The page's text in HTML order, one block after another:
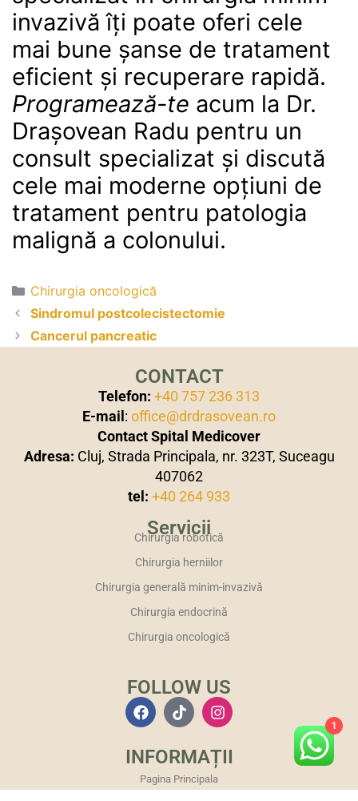
invazivă îți poate oferi cele
mai bune șanse de tratament
eficient și recuperare rapidă.
Programează-te acum la Dr.
Drașovean Radu pentru un
consult specializat și discută
cele mai moderne opțiuni de
tratament pentru patologia
malignă a colonului.
Chirurgia oncologică
Sindromul postcolecistectomie
Cancerul pancreatic
CONTACT
Telefon: +40 757 236 313
E-mail : office@drdrasovean.ro
Contact Spital Medicover
Adresa: Cluj, Strada Principala, nr. 323T, Suceagu
407062
tel: +40 264 933
Servicii
Chirurgia robotică
Chirurgia herniilor
Chirurgia generală minim-invazivă
Chirurgia endocrină
Chirurgia oncologică
FOLLOW US
INFORMAȚII
Pagina Principala
1